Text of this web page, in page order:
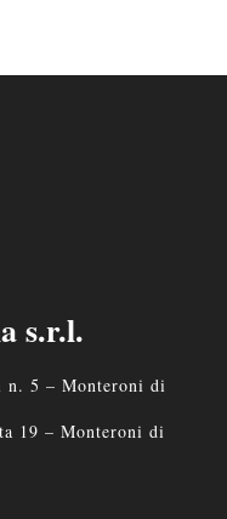
s.r.l.
5 – Monteroni di
19 – Monteroni di